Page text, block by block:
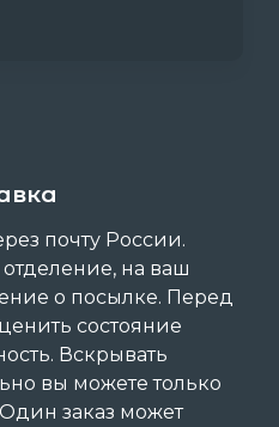
почту России.
на ваш
о посылке. Перед
состояние
Вскрывать
вы можете только
Один заказ может